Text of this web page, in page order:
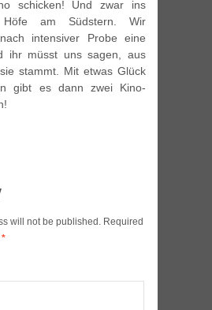
schicken! Und zwar ins
Höfe am Südstern. Wir
intensiver Probe eine
ihr müsst uns sagen, aus
stammt. Mit etwas Glück
gibt es dann zwei Kino-
will not be published. Required
*